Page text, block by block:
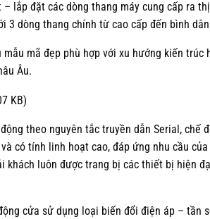
– lắp đặt các dòng thang máy cung cấp ra
3 dòng thang chính từ cao cấp đến bình
mã đẹp phù hợp với xu hướng kiến
Âu.
theo nguyên tắc truyền dẫn Serial, chế
có tính linh hoạt cao, đáp ứng nhu cầu
khách luôn được trang bị các thiết bị hiện
cửa sử dụng loại biến đổi điện áp – tần